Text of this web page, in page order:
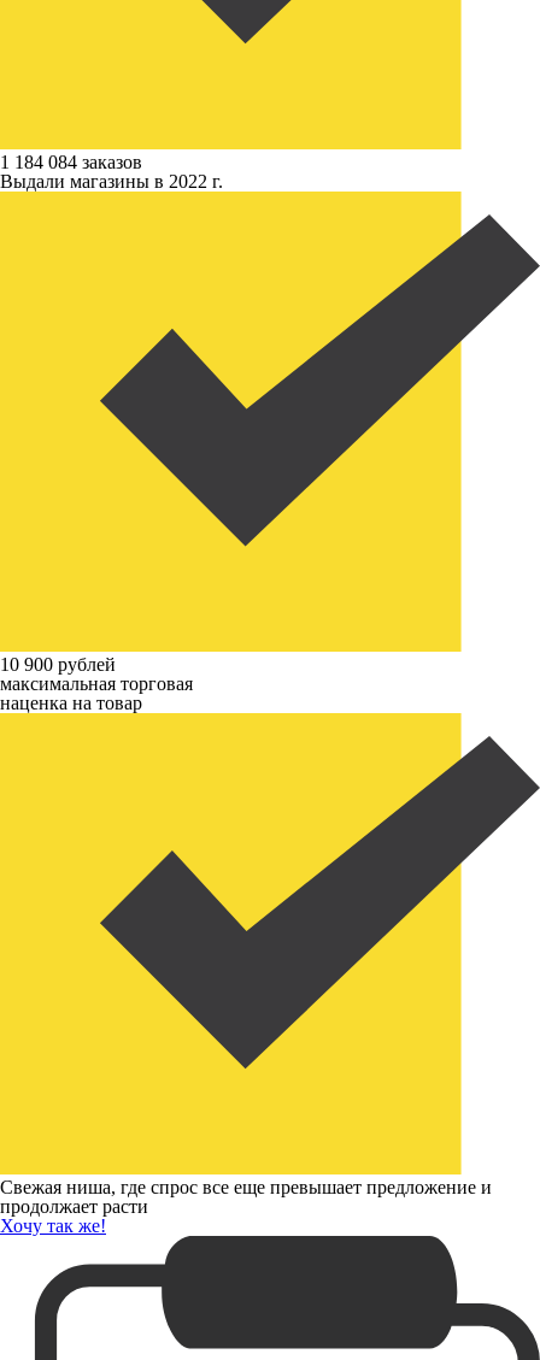
1 184 084 заказов
Выдали магазины в 2022 г.
10 900 рублей
максимальная торговая
наценка на товар
Свежая ниша, где спрос все еще превышает предложение и
продолжает расти
Хочу так же!